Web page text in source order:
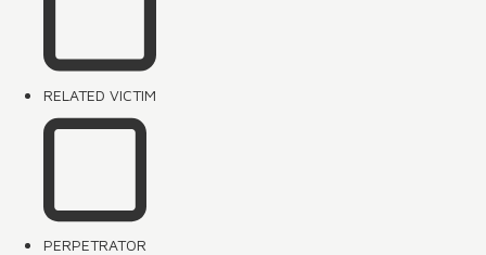
RELATED VICTIM
PERPETRATOR